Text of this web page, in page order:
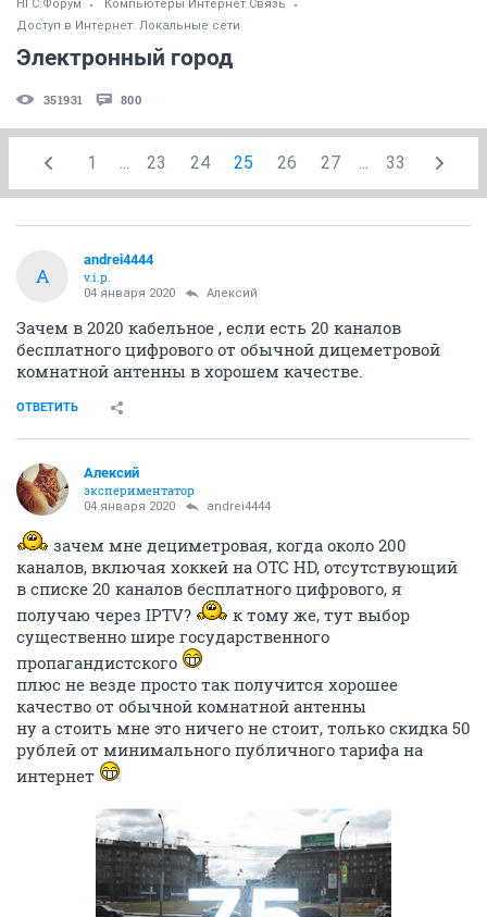
НГС.Форум
Компьютеры Интернет Связь
Доступ в Интернет. Локальные сети
Электронный город
351931 800
1 23 24 25 26 27 33
A
andrei4444
v.i.p.
04 января 2020 Алексий
Зачем в 2020 кабельное , если есть 20 каналов
бесплатного цифрового от обычной дицеметровой
комнатной антенны в хорошем качестве.
ОТВЕТИТЬ
Алексий
экспериментатор
04 января 2020 andrei4444
зачем мне дециметровая, когда около 200
каналов, включая хоккей на ОТС HD, отсутствующий
в списке 20 каналов бесплатного цифрового, я
получаю через IPTV?
к тому же, тут выбор
существенно шире государственного
пропагандистского
плюс не везде просто так получится хорошее
качество от обычной комнатной антенны
ну а стоить мне это ничего не стоит, только скидка 50
рублей от минимального публичного тарифа на
интернет